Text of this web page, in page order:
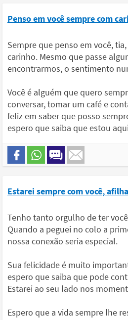
Penso em você sempre com
Sempre que penso em você,
carinho. Mesmo que passe
encontrarmos, o sentimento
Você é alguém que quero
conversar, tomar um café e
feliz em saber que posso
espero que saiba que estou
Estarei sempre com você,
Tenho tanto orgulho de ter
Quando a peguei no colo a
nossa conexão seria especial.
Sua felicidade é muito
espero que saiba que pode
Estarei ao seu lado nos
Espero que a vida sempre lhe